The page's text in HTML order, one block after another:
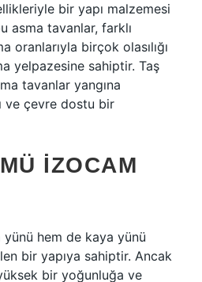
bir yapı malzemesi
asma tavanlar, farklı
oranlarıyla birçok olasılığı
yelpazesine sahiptir. Taş
tavanlar yangına
ve çevre dostu bir
IZOCAM
yünü hem de kaya yünü
bir yapıya sahiptir. Ancak
bir yoğunluğa ve